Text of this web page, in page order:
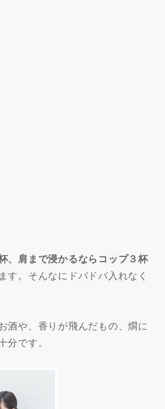
、肩まで浸かるならコップ３杯
す。そんなにドバドバ入れなく
酒や、香りが飛んだもの、燗に
分です。